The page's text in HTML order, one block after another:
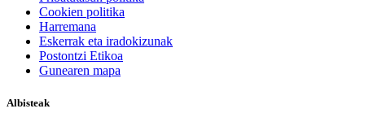
Cookien politika
Harremana
Eskerrak eta iradokizunak
Postontzi Etikoa
Gunearen mapa
Albisteak